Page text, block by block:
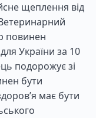
щеплення від
повинен
України за 10
подорожує зі
бути
має бути